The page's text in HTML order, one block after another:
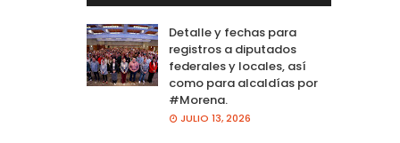
Detalle y fechas para
registros a diputados
federales y locales, así
como para alcaldías por
#Morena.
JULIO 13, 2026